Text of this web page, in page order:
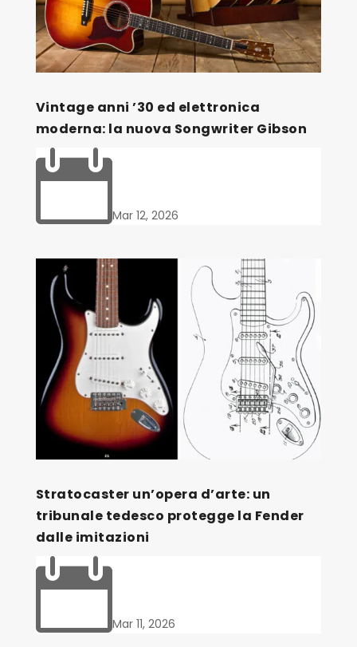
Vintage anni ’30 ed elettronica
moderna: la nuova Songwriter Gibson
Mar 12, 2026
Stratocaster un’opera d’arte: un
tribunale tedesco protegge la Fender
dalle imitazioni
Mar 11, 2026